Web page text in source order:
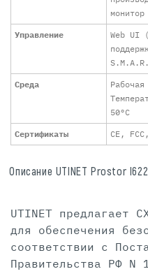
Управление
Web UI
Среда
50°C
Сертификаты CE,
Описание UTINET Prostor
UTINET предлагает
для обеспечения
соответствии с
Правительства РФ N